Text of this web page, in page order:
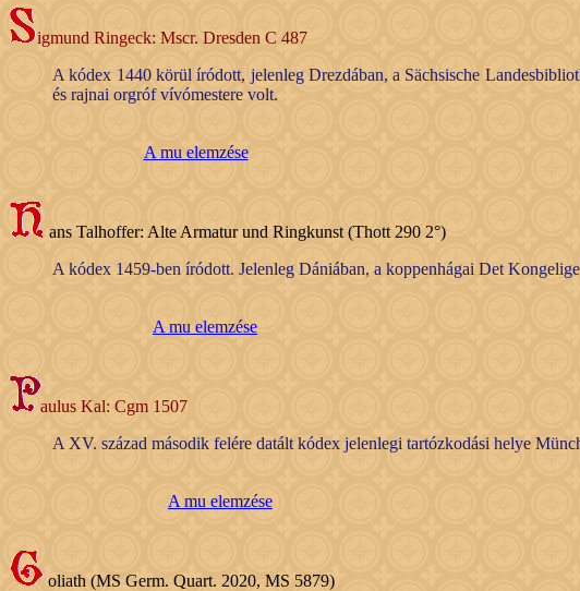
igmund Ringeck: Mscr. Dresden C 487
A kódex 1440 körül íródott, jelenleg Drezdában, a Sächsische
és rajnai orgróf vívómestere volt.
A mu elemzése
ans Talhoffer: Alte Armatur und Ringkunst (Thott 290 2°)
A kódex 1459-ben íródott. Jelenleg Dániában, a koppenhágai Det
A mu elemzése
aulus Kal: Cgm 1507
A XV. század második felére datált kódex jelenlegi tartózkodási helye
A mu elemzése
oliath (MS Germ. Quart. 2020, MS 5879)